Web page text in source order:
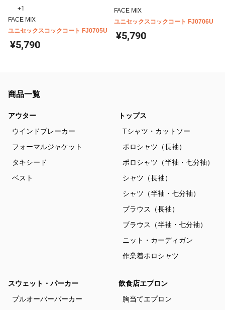
+1
FACE MIX
ユニセックスコックコート FJ0705U
¥5,790
FACE MIX
ユニセックスコックコート FJ0706U
¥5,790
商品一覧
アウター
ウインドブレーカー
フォーマルジャケット
タキシード
ベスト
トップス
Tシャツ・カットソー
ポロシャツ（長袖）
ポロシャツ（半袖・七分袖）
シャツ（長袖）
シャツ（半袖・七分袖）
ブラウス（長袖）
ブラウス（半袖・七分袖）
ニット・カーディガン
作業着ポロシャツ
スウェット・パーカー
プルオーバーパーカー
飲食店エプロン
胸当てエプロン